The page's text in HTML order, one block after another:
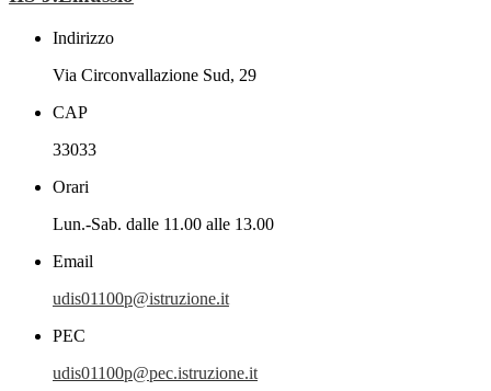
Indirizzo
Via Circonvallazione Sud, 29
CAP
33033
Orari
Lun.-Sab. dalle 11.00 alle 13.00
Email
udis01100p@istruzione.it
PEC
udis01100p@pec.istruzione.it